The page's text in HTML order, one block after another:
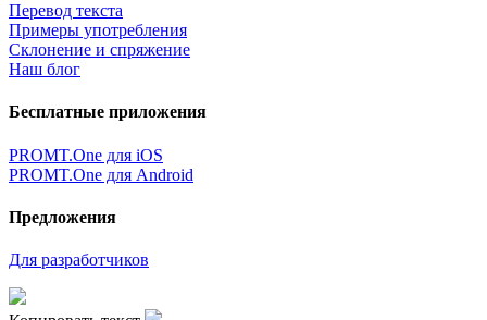
Перевод текста
Примеры употребления
Склонение и спряжение
Наш блог
Бесплатные приложения
PROMT.One для iOS
PROMT.One для Android
Предложения
Для разработчиков